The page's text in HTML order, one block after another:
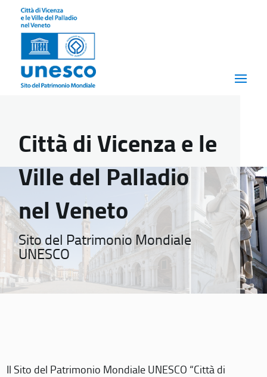
Città di Vicenza e le
Ville del Palladio
nel Veneto
Sito del Patrimonio Mondiale
UNESCO
Il Sito del Patrimonio Mondiale UNESCO “Città di